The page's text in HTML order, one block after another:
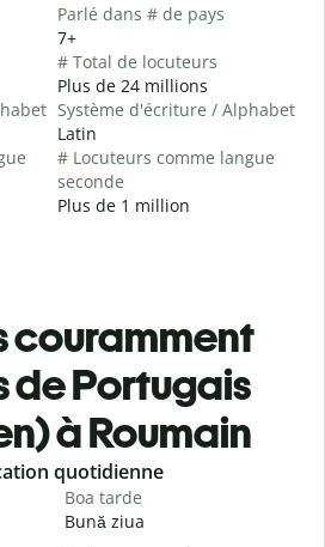
Parlé dans # de pays
7+
# Total de locuteurs
Plus de 24 millions
Système d'écriture / Alphabet
Latin
# Locuteurs comme langue
seconde
Plus de 1 million
couramment
de Portugais
à Roumain
quotidienne
Boa tarde
Bună ziua